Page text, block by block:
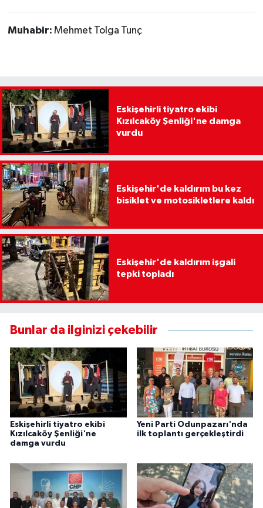
Muhabir: Mehmet Tolga Tunç
Eskişehirli tiyatro ekibi
Kızılcaköy Şenliği'ne damga
vurdu
Eskişehir'de kaldırım bu kez
bisiklet ve motosikletlere kaldı
Eskişehir'de kaldırım işgali
tepki topladı
Bunlar da ilginizi çekebilir
Eskişehirli tiyatro ekibi
Kızılcaköy Şenliği'ne
damga vurdu
Yeni Parti Odunpazarı'nda
ilk toplantı gerçekleştirdi